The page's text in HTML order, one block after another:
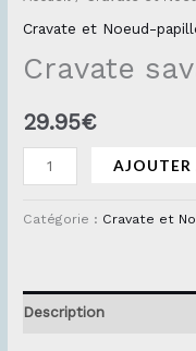
Cravate et Noeud-
Cravate
29.95€
AJOUTER
Catégorie : Cravate et
Description